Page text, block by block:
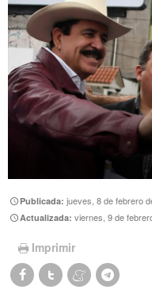
Publicada:jueves, 8 de febrero
Actualizada:viernes, 9 de
Imprimir